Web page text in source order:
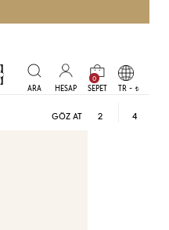
0
TR - t
GÖZ AT 2 4